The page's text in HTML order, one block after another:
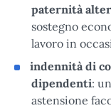
paternità
sostegno
lavoro in
indennità di
dipendenti:
astensione